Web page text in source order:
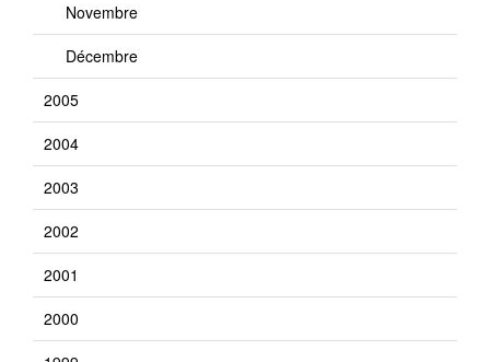
Novembre
Décembre
2005
2004
2003
2002
2001
2000